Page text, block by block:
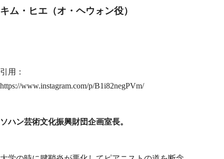
キム・ヒエ（オ・ヘウォン役）
引用：
https://www.instagram.com/p/B1i82negPVm/
ソハン芸術文化振興財団企画室長。